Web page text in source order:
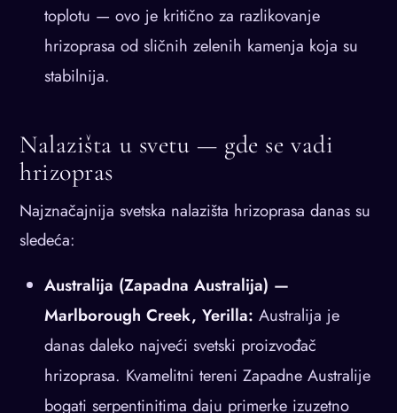
toplotu — ovo je kritično za razlikovanje
hrizoprasа od sličnih zelenih kamenja koja su
stabilnija.
Nalazišta u svetu — gde se vadi
hrizopras
Najznačajnija svetska nalazišta hrizoprasа danas su
sledeća:
Australija (Zapadna Australija) —
Marlborough Creek, Yerilla: Australija je
danas daleko najveći svetski proizvođač
hrizoprasа. Kvamelitni tereni Zapadne Australije
bogati serpentinitima daju primerke izuzetno